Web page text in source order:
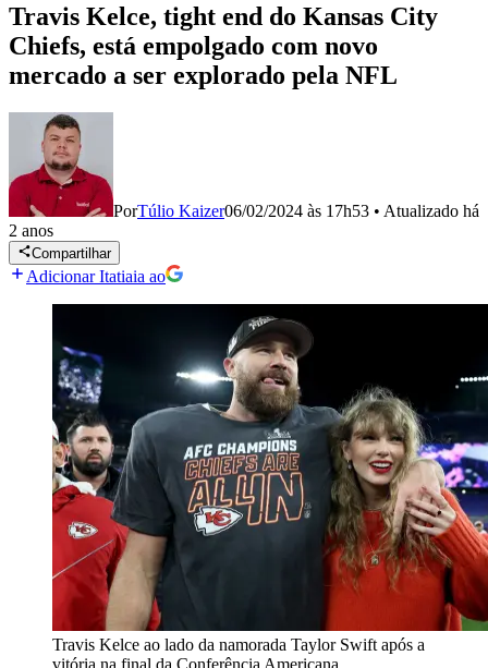
Travis Kelce, tight end do Kansas City
Chiefs, está empolgado com novo
mercado a ser explorado pela NFL
PorTúlio Kaizer06/02/2024 às 17h53 • Atualizado há
2 anos
Compartilhar
Adicionar Itatiaia ao
Travis Kelce ao lado da namorada Taylor Swift após a